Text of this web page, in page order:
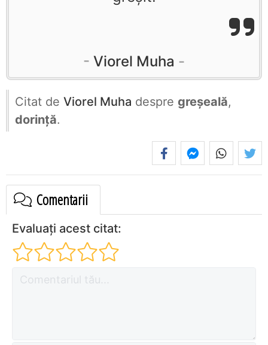
Viorel Muha
Citat de Viorel Muha despre greșeală,
dorință.
Comentarii
Evaluați acest citat: